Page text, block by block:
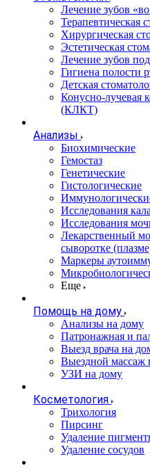
Лечение зубов
Терапевтическая
Хирургическая
Эстетическая
Лечение зубов
Гигиена полости
Детская
Конусно-лучевая
(КЛКТ)
Анализы
Биохимические
Гемостаз
Генетические
Гистологические
Исследования кала
Исследования
Лекарственный
сыворотке
Маркеры
Еще
Помощь на дому
Анализы на дому
Патронажная и
Выезд врача на
Выездной массаж
УЗИ на дому
Косметология
Трихология
Пирсинг
Удаление
Удаление сосудов